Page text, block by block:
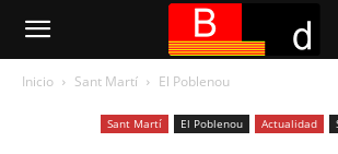
Inicio Sant Martí El Poblenou
Sant Martí El Poblenou Actualidad